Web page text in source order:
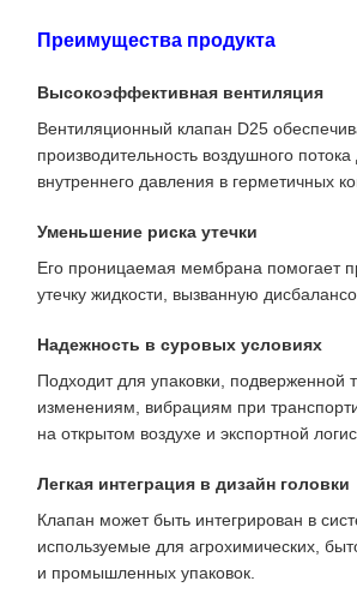
Преимущества продукта
Высокоэффективная вентиляция
Вентиляционный клапан D25
производительность воздушного
внутреннего давления в герметичных
Уменьшение риска утечки
Его проницаемая мембрана помогает
утечку жидкости, вызванную
Надежность в суровых условиях
Подходит для упаковки, подверженной
изменениям, вибрациям при
на открытом воздухе и экспортной
Легкая интеграция в дизайн головки
Клапан может быть интегрирован в
используемые для агрохимических,
и промышленных упаковок.